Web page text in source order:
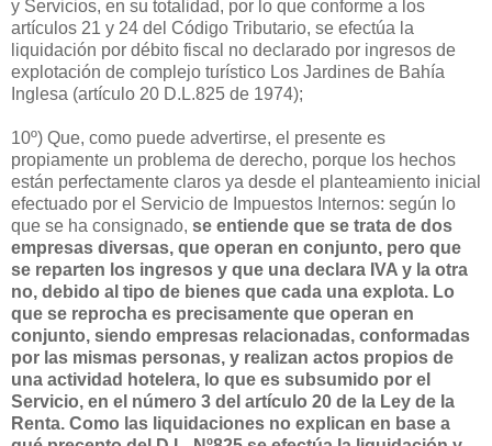
y Servicios, en su totalidad, por lo que conforme a los
artículos 21 y 24 del Código Tributario, se efectúa la
liquidación por débito fiscal no declarado por ingresos de
explotación de complejo turístico Los Jardines de Bahía
Inglesa (artículo 20 D.L.825 de 1974);
10º) Que, como puede advertirse, el presente es
propiamente un problema de derecho, porque los hechos
están perfectamente claros ya desde el planteamiento inicial
efectuado por el Servicio de Impuestos Internos: según lo
que se ha consignado, se entiende que se trata de dos
empresas diversas, que operan en conjunto, pero que
se reparten los ingresos y que una declara IVA y la otra
no, debido al tipo de bienes que cada una explota. Lo
que se reprocha es precisamente que operan en
conjunto, siendo empresas relacionadas, conformadas
por las mismas personas, y realizan actos propios de
una actividad hotelera, lo que es subsumido por el
Servicio, en el número 3 del artículo 20 de la Ley de la
Renta. Como las liquidaciones no explican en base a